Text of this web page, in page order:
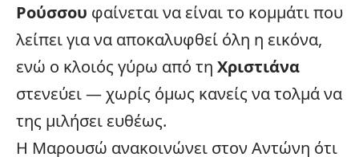
Ρούσσου φαίνεται να είναι το κομμάτι που
λείπει για να αποκαλυφθεί όλη η εικόνα,
ενώ ο κλοιός γύρω από τη Χριστιάνα
στενεύει — χωρίς όμως κανείς να τολμά να
της μιλήσει ευθέως.
Η Μαρουσώ ανακοινώνει στον Αντώνη ότι